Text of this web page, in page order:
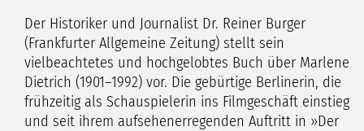
Der Historiker und Journalist Dr. Reiner Burger
(Frankfurter Allgemeine Zeitung) stellt sein
vielbeachtetes und hochgelobtes Buch über Marlene
Dietrich (1901–1992) vor. Die gebürtige Berlinerin, die
frühzeitig als Schauspielerin ins Filmgeschäft einstieg
und seit ihrem aufsehenerregenden Auftritt in »Der